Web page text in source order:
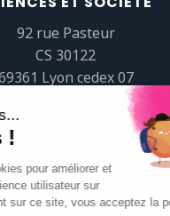
92 rue Pasteur
CS 30122
Lyon cedex 07
lyon.fr
+33 (0)4 37 37 82 01